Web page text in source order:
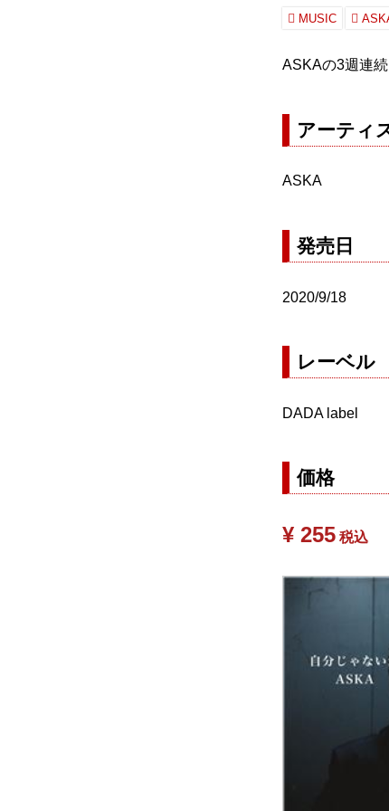
MUSIC
ASKAの3週連
アーティ
ASKA
発売日
2020/9/18
レーベル
DADA label
価格
¥ 255 税込